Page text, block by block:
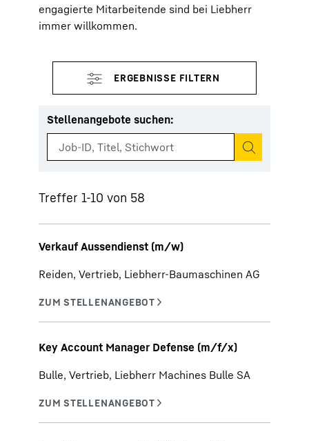
engagierte Mitarbeitende sind bei Liebherr
immer willkommen.
Stellenangebote suchen:
Suche starten
Treffer 1-10 von 58
Verkauf Aussendienst (m/w)
Reiden, Vertrieb, Liebherr-Baumaschinen AG
Key Account Manager Defense (m/f/x)
Bulle, Vertrieb, Liebherr Machines Bulle SA